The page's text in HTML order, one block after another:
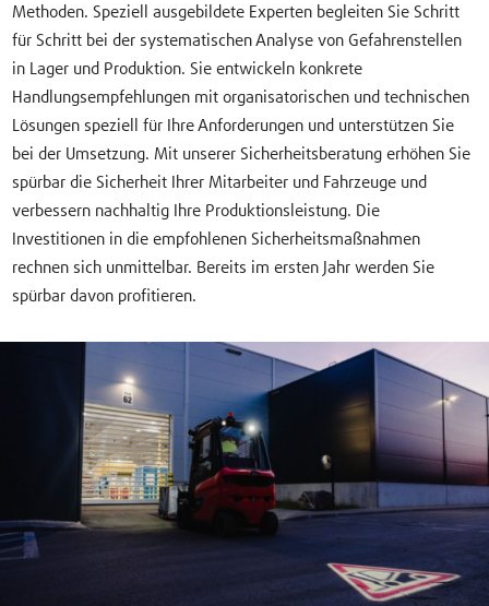
Methoden. Speziell ausgebildete Experten begleiten Sie Schritt
für Schritt bei der systematischen Analyse von Gefahrenstellen
in Lager und Produktion. Sie entwickeln konkrete
Handlungsempfehlungen mit organisatorischen und technischen
Lösungen speziell für Ihre Anforderungen und unterstützen Sie
bei der Umsetzung. Mit unserer Sicherheitsberatung erhöhen Sie
spürbar die Sicherheit Ihrer Mitarbeiter und Fahrzeuge und
verbessern nachhaltig Ihre Produktionsleistung. Die
Investitionen in die empfohlenen Sicherheitsmaßnahmen
rechnen sich unmittelbar. Bereits im ersten Jahr werden Sie
spürbar davon profitieren.